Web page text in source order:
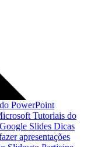
PowerPoint
Tutoriais do
Slides Dicas
apresentações